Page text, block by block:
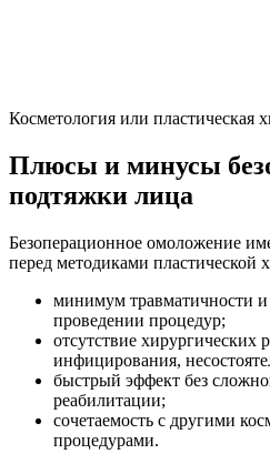
Косметология или пластическая
Плюсы и минусы
подтяжки лица
Безоперационное омоложение
перед методиками пластической
минимум травматичности и
проведении процедур;
отсутствие хирургических
инфицирования,
быстрый эффект без
реабилитации;
сочетаемость с другими
процедурами.